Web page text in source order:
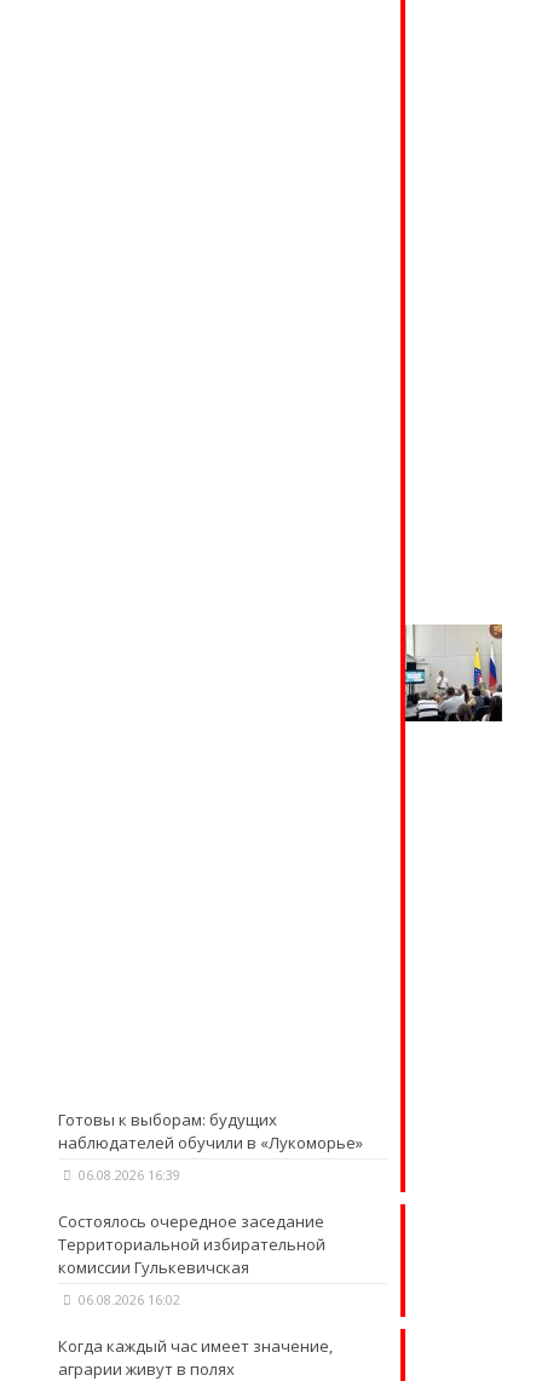
Готовы к выборам: будущих
наблюдателей обучили в «Лукоморье»
06.08.2026 16:39
Состоялось очередное заседание
Территориальной избирательной
комиссии Гулькевичская
06.08.2026 16:02
Когда каждый час имеет значение,
аграрии живут в полях